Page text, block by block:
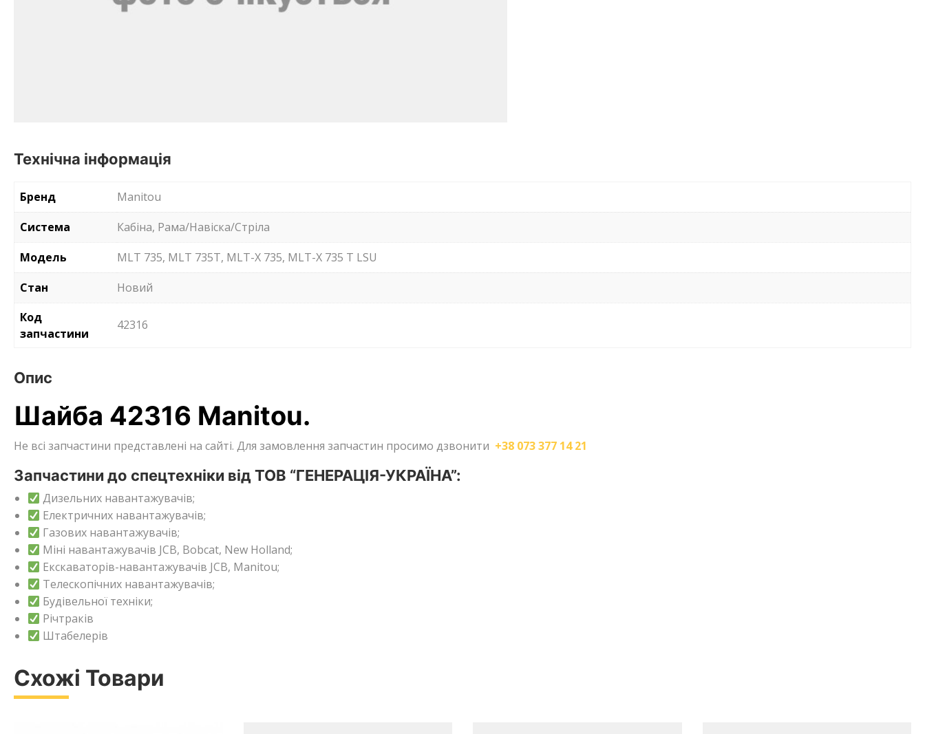
Технічна інформація
Бренд
Manitou
Система
Кабіна, Рама/Навіска/Стріла
Модель
MLT 735, MLT 735T, MLT-X 735, MLT-X 735 T LSU
Стан
Новий
Код
запчастини
42316
Опис
Шайба 42316 Manitou.
Не всі запчастини представлені на сайті. Для замовлення запчастин просимо дзвонити +38 073 377 14 21
Запчастини до спецтехніки від ТОВ “ГЕНЕРАЦІЯ-УКРАЇНА”:
Дизельних навантажувачів;
Електричних навантажувачів;
Газових навантажувачів;
Міні навантажувачів JCB, Bobcat, New Holland;
Екскаваторів-навантажувачів JCB, Manitou;
Телескопічних навантажувачів;
Будівельної техніки;
Річтраків
Штабелерів
Схожі Товари